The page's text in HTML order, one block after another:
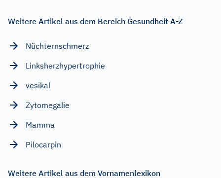
Weitere Artikel aus dem Bereich Gesundheit A-Z
Nüchternschmerz
Linksherzhypertrophie
vesikal
Zytomegalie
Mamma
Pilocarpin
Weitere Artikel aus dem Vornamenlexikon